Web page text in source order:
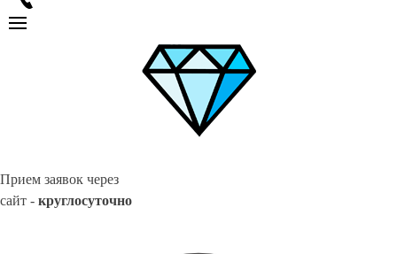
Прием заявок через
сайт - круглосуточно